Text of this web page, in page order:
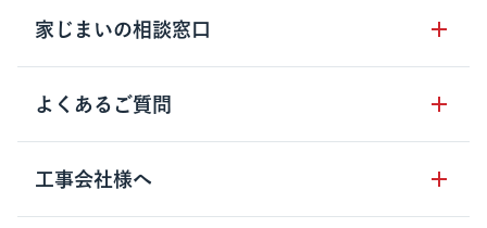
お客さまの声
空き家の処分を検討のお客様へ
用語集
木造住宅の相場
鉄骨造住宅の相場
RC造住宅の相場
家じまいの相談窓口
家じまいの相談窓口
よくあるご質問
クラッソーネの利用方法
工事の進め方
工事会社様へ